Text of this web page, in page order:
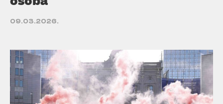
09.03.2026.